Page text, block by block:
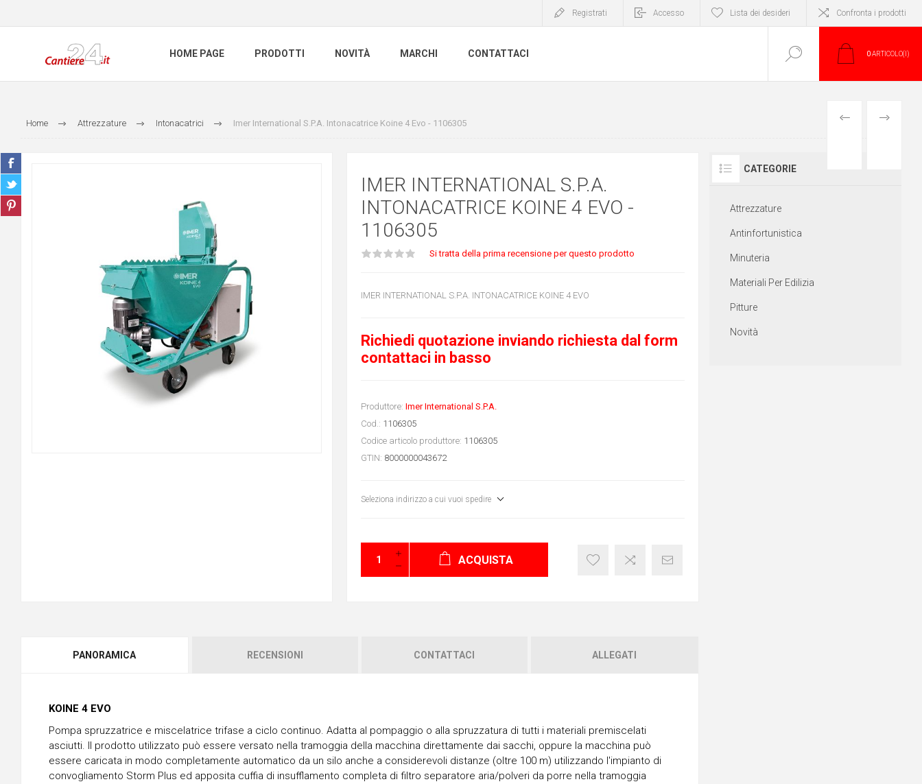
Registrati Accesso Lista dei desideri Confronta i prodotti
HOME PAGE PRODOTTI NOVITÀ MARCHI CONTATTACI 0ARTICOLO(I)
Home Attrezzature Intonacatrici Imer International S.P.A. Intonacatrice Koine 4 Evo - 1106305 PRODOTTO
IMER INTERNATIONAL S.P.A.
INTONACATRICE KOINE 4 EVO -
1106305
Si tratta della prima recensione per questo prodotto
IMER INTERNATIONAL S.P.A. INTONACATRICE KOINE 4 EVO
Richiedi quotazione inviando richiesta dal form
contattaci in basso
Produttore: Imer International S.P.A.
Cod.: 1106305
Codice articolo produttore: 1106305
GTIN: 8000000043672
Seleziona indirizzo a cui vuoi spedire
ACQUISTA
PANORAMICA RECENSIONI CONTATTACI ALLEGATI
KOINE 4 EVO
Pompa spruzzatrice e miscelatrice trifase a ciclo continuo. Adatta al pompaggio o alla spruzzatura di tutti i materiali premiscelati
asciutti. Il prodotto utilizzato può essere versato nella tramoggia della macchina direttamente dai sacchi, oppure la macchina può
essere caricata in modo completamente automatico da un silo anche a considerevoli distanze (oltre 100 m) utilizzando l'impianto di
convogliamento Storm Plus ed apposita cuffia di insufflamento completa di filtro separatore aria/polveri da porre nella tramoggia
CATEGORIE
Attrezzature
Antinfortunistica
Minuteria
Materiali Per Edilizia
Pitture
Novità